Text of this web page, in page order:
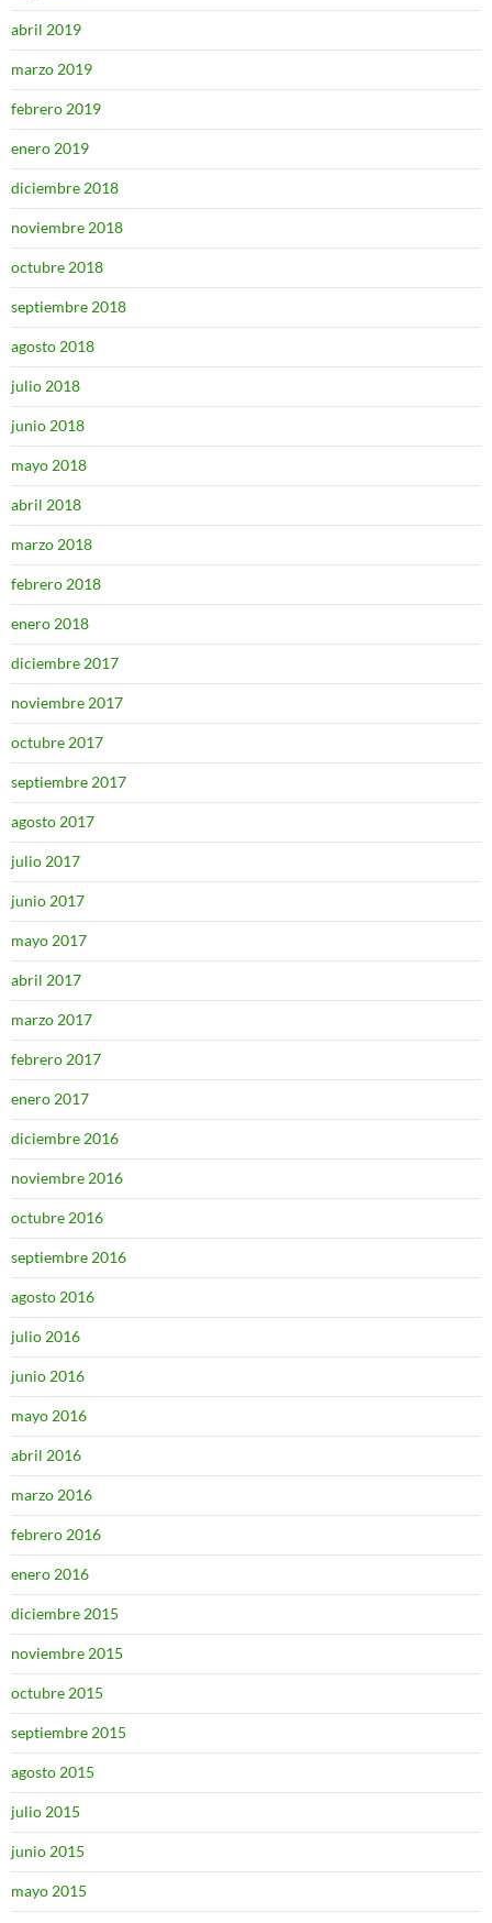
abril 2019
marzo 2019
febrero 2019
enero 2019
diciembre 2018
noviembre 2018
octubre 2018
septiembre 2018
agosto 2018
julio 2018
junio 2018
mayo 2018
abril 2018
marzo 2018
febrero 2018
enero 2018
diciembre 2017
noviembre 2017
octubre 2017
septiembre 2017
agosto 2017
julio 2017
junio 2017
mayo 2017
abril 2017
marzo 2017
febrero 2017
enero 2017
diciembre 2016
noviembre 2016
octubre 2016
septiembre 2016
agosto 2016
julio 2016
junio 2016
mayo 2016
abril 2016
marzo 2016
febrero 2016
enero 2016
diciembre 2015
noviembre 2015
octubre 2015
septiembre 2015
agosto 2015
julio 2015
junio 2015
mayo 2015